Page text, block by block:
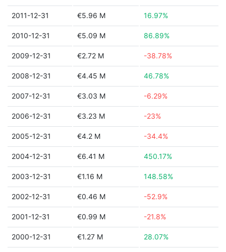
2011-12-31 €5.96 M 16.97%
2010-12-31 €5.09 M 86.89%
2009-12-31 €2.72 M -38.78%
2008-12-31 €4.45 M 46.78%
2007-12-31 €3.03 M -6.29%
2006-12-31 €3.23 M -23%
2005-12-31 €4.2 M -34.4%
2004-12-31 €6.41 M 450.17%
2003-12-31 €1.16 M 148.58%
2002-12-31 €0.46 M -52.9%
2001-12-31 €0.99 M -21.8%
2000-12-31 €1.27 M 28.07%